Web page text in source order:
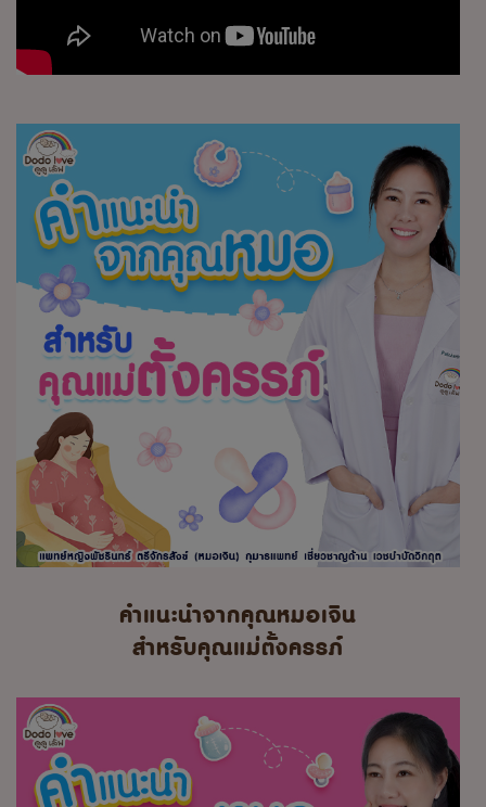
คำแนะนำจากคุณหมอเจิน
สำหรับคุณแม่ตั้งครรภ์